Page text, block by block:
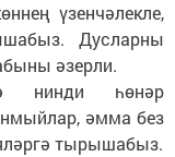
үзенчәлекле,
Дусларны
әзерли.
нинди һөнәр
әмма без
тырышабыз.